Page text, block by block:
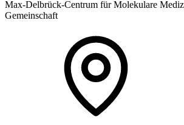
Max-Delbrück-Centrum für Molekulare
Gemeinschaft